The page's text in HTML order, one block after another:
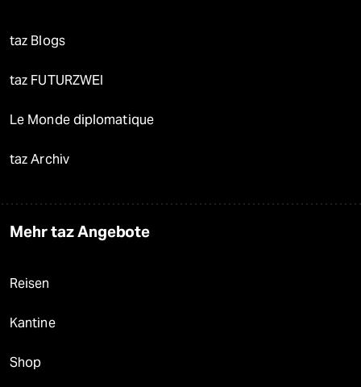
taz Blogs
taz FUTURZWEI
Le Monde diplomatique
taz Archiv
Mehr taz Angebote
Reisen
Kantine
Shop